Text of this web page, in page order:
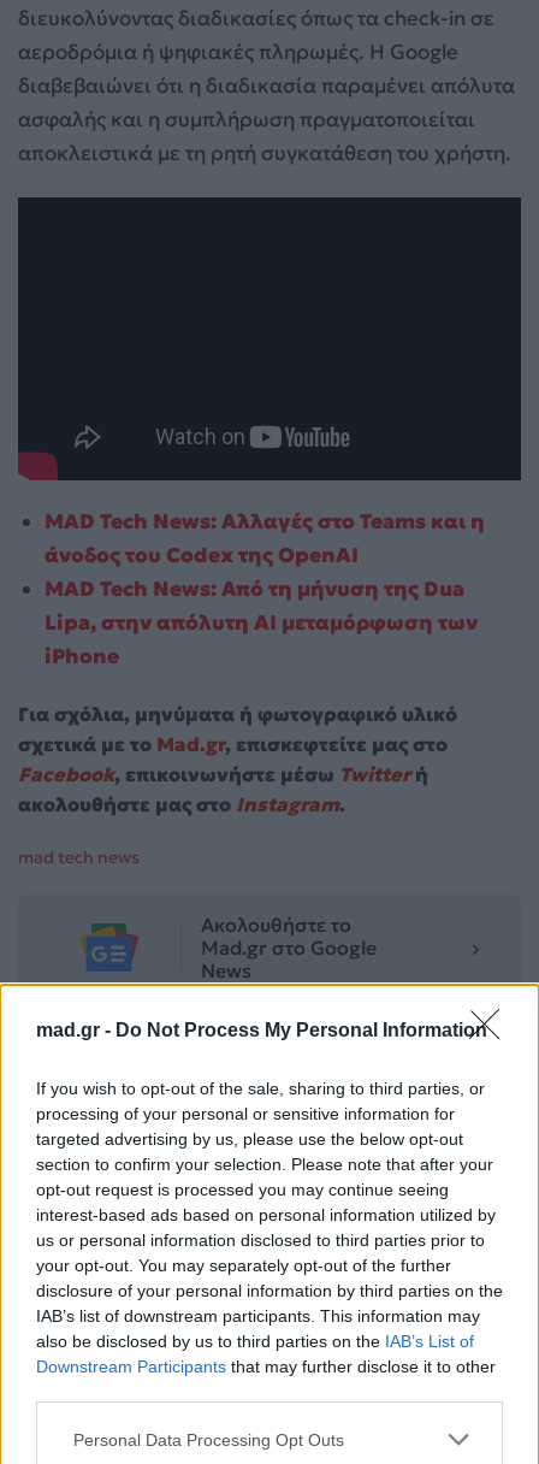
mad.gr - Do Not Process My Personal Information
If you wish to opt-out of the sale, sharing to third parties, or
processing of your personal or sensitive information for
targeted advertising by us, please use the below opt-out
section to confirm your selection. Please note that after your
opt-out request is processed you may continue seeing
interest-based ads based on personal information utilized by
us or personal information disclosed to third parties prior to
your opt-out. You may separately opt-out of the further
disclosure of your personal information by third parties on the
IAB’s list of downstream participants. This information may
also be disclosed by us to third parties on the IAB’s List of
Downstream Participants that may further disclose it to other
Personal Data Processing Opt Outs
διευκολύνοντας διαδικασίες όπως τα check-in σε
αεροδρόμια ή ψηφιακές πληρωμές. Η Google
διαβεβαιώνει ότι η διαδικασία παραμένει απόλυτα
ασφαλής και η συμπλήρωση πραγματοποιείται
αποκλειστικά με τη ρητή συγκατάθεση του χρήστη.
MAD Tech News: Αλλαγές στο Teams και η
άνοδος του Codex της OpenAI
MAD Tech News: Από τη μήνυση της Dua
Lipa, στην απόλυτη AI μεταμόρφωση των
iPhone
Για σχόλια, μηνύματα ή φωτογραφικό υλικό
σχετικά με το Mad.gr, επισκεφτείτε μας στο
Facebook, επικοινωνήστε μέσω Twitterή
ακολουθήστε μας στο Instagram.
mad tech news
Ακολουθήστε το
Mad.gr στο Google
News
Ακολουθήστε το
Μοιράσου αυτό το άρθρο
Προηγούμενο Επόμενο